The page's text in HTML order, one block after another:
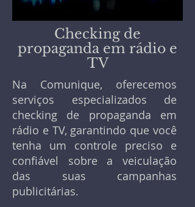
Checking de
propaganda em rádio e
TV
Na Comunique, oferecemos
serviços especializados de
checking de propaganda em
rádio e TV, garantindo que você
tenha um controle preciso e
confiável sobre a veiculação
das suas campanhas
publicitárias.